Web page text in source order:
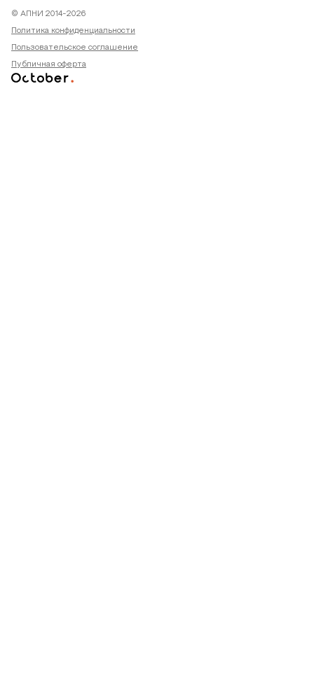
© АПНИ 2014-2026
Политика конфиденциальности
Пользовательское соглашение
Публичная оферта